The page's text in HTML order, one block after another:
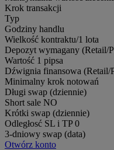
Krok transakcji
Typ
Godziny handlu
Wielkość kontraktu/1 lota
Depozyt wymagany (Retail/
Wartość 1 pipsa
Dźwignia finansowa (Retail/
Minimalny krok notowań
Długi swap (dziennie)
Short sale NO
Krótki swap (dziennie)
Odległosć SL i TP 0
3-dniowy swap (data)
Otwórz konto